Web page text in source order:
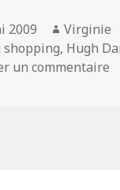
2009 Auteur
Virginie
shopping, Hugh
un commentaire